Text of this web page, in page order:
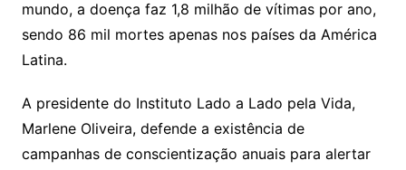
mundo, a doença faz 1,8 milhão de vítimas por ano,
sendo 86 mil mortes apenas nos países da América
Latina.
A presidente do Instituto Lado a Lado pela Vida,
Marlene Oliveira, defende a existência de
campanhas de conscientização anuais para alertar